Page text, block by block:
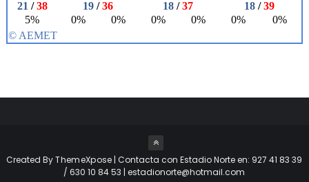
Created ByThemeXpose | Contacta con Estadio Norte en: 927 41 83 39
/ 630 10 84 53 | estadionorte@hotmail.com